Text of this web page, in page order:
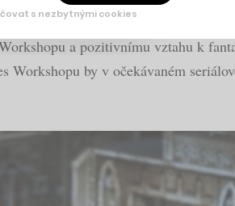
kontraktech, finanční podmínky
a pozitivnímu vztahu k
Workshopu by v očekávaném
s nezbytnými cookies